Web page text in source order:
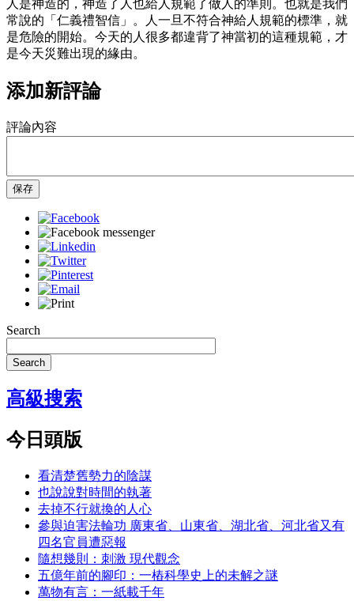
人是神造的，神造了人也給人規範了做人的準則。也就是我們
常說的「仁義禮智信」。人一旦不符合神給人規範的標準，就
是危險的開始。今天的人很多都違背了神當初的這種規範，才
是今天災難出現的緣由。
添加新評論
評論內容
保存
Search
Search
高級搜索
今日頭版
看清楚舊勢力的陰謀
也說說對時間的執著
去掉不行就換的人心
參與迫害法輪功 廣東省、山東省、湖北省、河北省又有
四名官員遭惡報
隨想幾則：刺激 現代觀念
五億年前的腳印：一樁科學史上的未解之謎
萬物有言：一紙載千年